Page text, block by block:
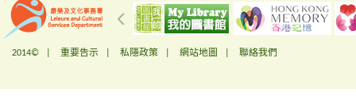
2014© | 重要告示 私隱政策 網站地圖 聯絡我們